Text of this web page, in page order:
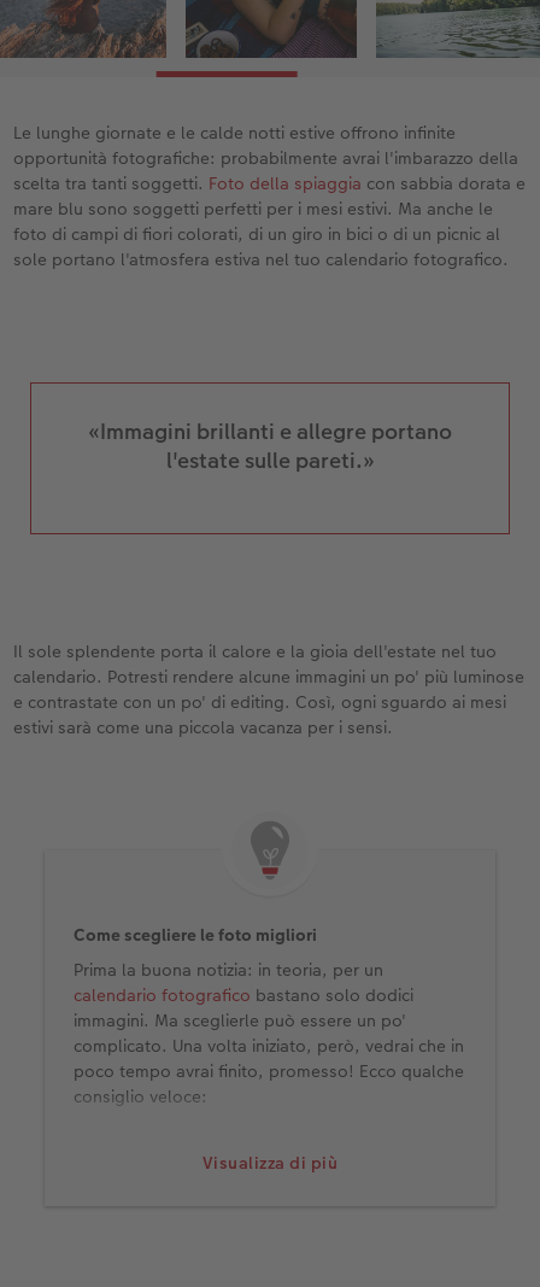
Le lunghe giornate e le calde notti estive offrono infinite
opportunità fotografiche: probabilmente avrai l'imbarazzo della
scelta tra tanti soggetti. Foto della spiaggia con sabbia dorata e
mare blu sono soggetti perfetti per i mesi estivi. Ma anche le
foto di campi di fiori colorati, di un giro in bici o di un picnic al
sole portano l'atmosfera estiva nel tuo calendario fotografico.
«Immagini brillanti e allegre portano
l'estate sulle pareti.»
Il sole splendente porta il calore e la gioia dell'estate nel tuo
calendario. Potresti rendere alcune immagini un po' più luminose
e contrastate con un po' di editing. Così, ogni sguardo ai mesi
estivi sarà come una piccola vacanza per i sensi.
Visualizza di più
Come scegliere le foto migliori
Prima la buona notizia: in teoria, per un
calendario fotografico bastano solo dodici
immagini. Ma sceglierle può essere un po'
complicato. Una volta iniziato, però, vedrai che in
poco tempo avrai finito, promesso! Ecco qualche
consiglio veloce:
avere un tema specifico: famiglia, paesaggi,